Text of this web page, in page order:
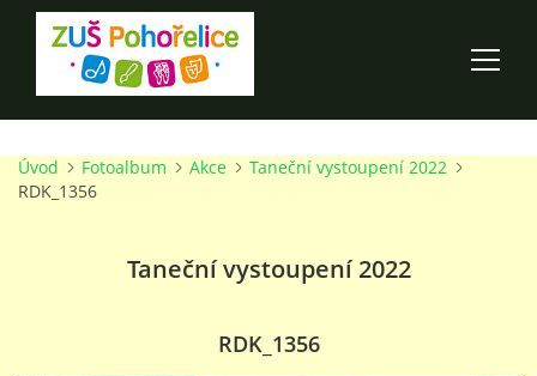
ÚVOD
Úvod Fotoalbum Akce
Taneční vystoupení 2022
RDK_1356
Taneční vystoupení 2022
RDK_1356